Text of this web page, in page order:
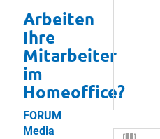
Arbeiten
Ihre
Mitarbeiter
im
Homeoffice?
FORUM
Media